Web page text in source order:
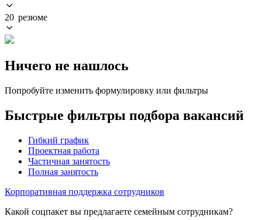
20 резюме
Ничего не нашлось
Попробуйте изменить формулировку или фильтры
Быстрые фильтры подбора вакансий
Гибкий график
Проектная работа
Частичная занятость
Полная занятость
Корпоративная поддержка сотрудников
Какой соцпакет вы предлагаете семейным сотрудникам?